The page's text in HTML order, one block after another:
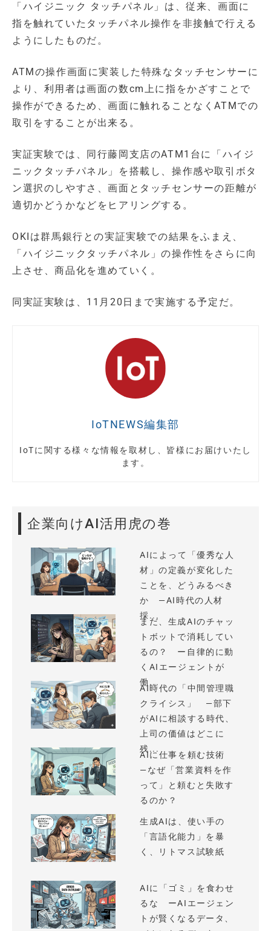
「ハイジニック タッチパネル」は、従来、画面に
指を触れていたタッチパネル操作を非接触で行える
ようにしたものだ。
ATMの操作画面に実装した特殊なタッチセンサーに
より、利用者は画面の数cm上に指をかざすことで
操作ができるため、画面に触れることなくATMでの
取引をすることが出来る。
実証実験では、同行藤岡支店のATM1台に「ハイジ
ニックタッチパネル」を搭載し、操作感や取引ボタ
ン選択のしやすさ、画面とタッチセンサーの距離が
適切かどうかなどをヒアリングする。
OKIは群馬銀行との実証実験での結果をふまえ、
「ハイジニックタッチパネル」の操作性をさらに向
上させ、商品化を進めていく。
同実証実験は、11月20日まで実施する予定だ。
IoTNEWS編集部
IoTに関する様々な情報を取材し、皆様にお届けいたし
ます。
企業向けAI活用虎の巻
AIによって「優秀な人
材」の定義が変化した
ことを、どうみるべき
か —AI時代の人材
採...
まだ、生成AIのチャッ
トボットで消耗してい
るの？ ー自律的に動
くAIエージェントが
働...
AI時代の「中間管理職
クライシス」 —部下
がAIに相談する時代、
上司の価値はどこに
残...
AIに仕事を頼む技術
—なぜ「営業資料を作
って」と頼むと失敗す
るのか？
生成AIは、使い手の
「言語化能力」を暴
く、リトマス試験紙
AIに「ゴミ」を食わせ
るな ーAIエージェン
トが賢くなるデータ、